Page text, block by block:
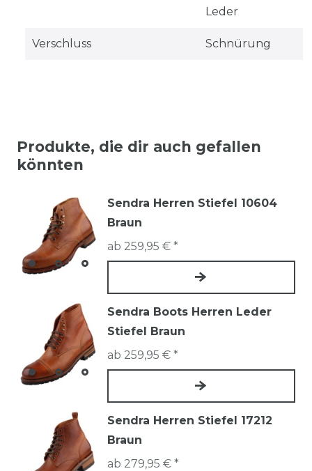
Leder
Verschluss Schnürung
Produkte, die dir auch gefallen
könnten
Sendra Herren Stiefel 10604
Braun
ab 259,95 € *
Sendra Boots Herren Leder
Stiefel Braun
ab 259,95 € *
Sendra Herren Stiefel 17212
Braun
ab 279,95 € *